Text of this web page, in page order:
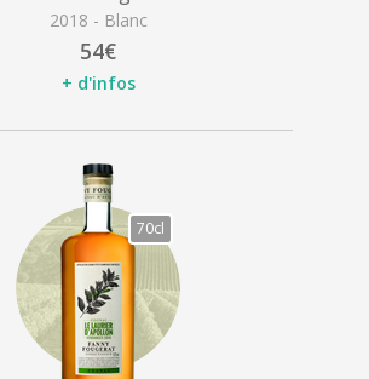
2018 - Blanc
54€
+ d'infos
70cl